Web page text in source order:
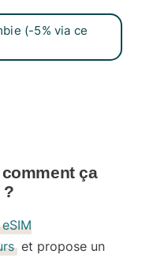
(-5% via ce
ça
?
eSIM
et propose un